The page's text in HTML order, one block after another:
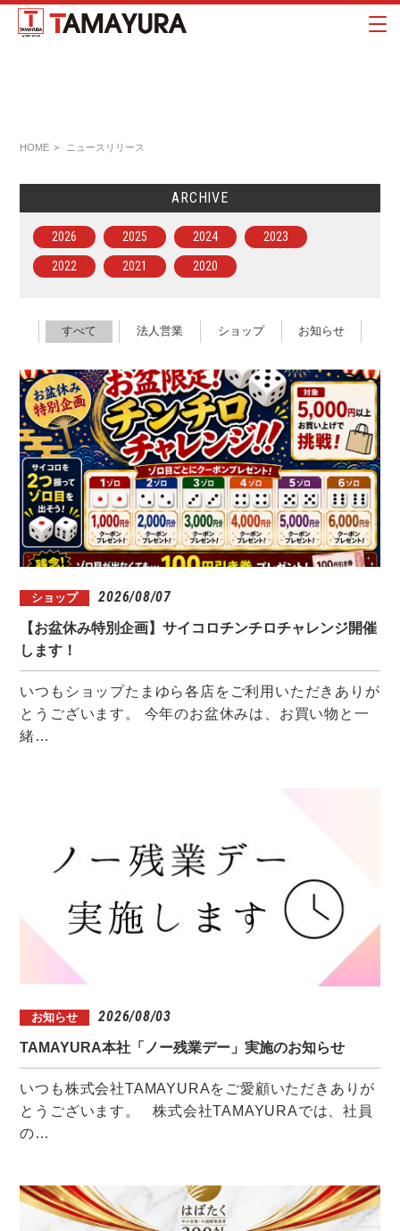
HOME ニュースリリース
ARCHIVE
2026 2025 2024 2023
2022 2021 2020
すべて 法人営業 ショップ お知らせ
ショップ 2026/08/07
【お盆休み特別企画】サイコロチンチロチャレンジ開催
します！
いつもショップたまゆら各店をご利用いただきありが
とうございます。 今年のお盆休みは、お買い物と一
緒…
お知らせ 2026/08/03
TAMAYURA本社「ノー残業デー」実施のお知らせ
いつも株式会社TAMAYURAをご愛顧いただきありが
とうございます。 株式会社TAMAYURAでは、社員
の…